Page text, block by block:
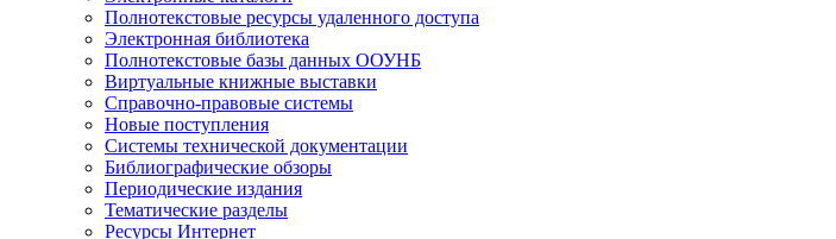
Полнотекстовые ресурсы удаленного доступа
Электронная библиотека
Полнотекстовые базы данных ООУНБ
Виртуальные книжные выставки
Справочно-правовые системы
Новые поступления
Cистемы технической документации
Библиографические обзоры
Периодические издания
Тематические разделы
Ресурсы Интернет